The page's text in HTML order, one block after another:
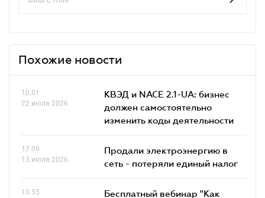
Похожие новости
10.01
22 июля 2026
КВЭД и NACE 2.1-UA: бизнес
должен самостоятельно
изменить коды деятельности
17.09
13 июля 2026
Продали электроэнергию в
сеть - потеряли единый налог
10.55
Бесплатный вебинар "Как